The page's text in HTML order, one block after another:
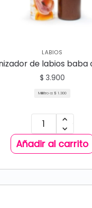
LABIOS
de labios baba
$ 3.900
Mililitro a: $ 1.300
Añadir al carrito